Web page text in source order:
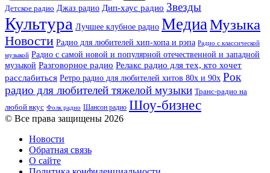
Детское радио Джаз радио Дип-хаус радио Звезды
Культура Лучшее клубное радио МедиаМузыка
Новости Радио для любителей хип-хопа и рэпа Радио с классической
музыкой Радио с самой новой и популярной отечественной и западной
музыкой Разговорное радио Релакс радио для тех, кто хочет
расслабиться Ретро радио для любителей хитов 80х и 90х Рок
радио для любителей тяжелой музыки Транс-радио на
любой вкус Фолк радио Шансон радио Шоу-бизнес
© Все права защищены 2026
Новости
Обратная связь
О сайте